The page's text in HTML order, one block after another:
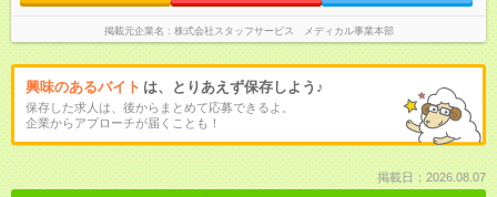
掲載元企業名 株式会社スタッフサービス メディカル事業本部
興味のあるバイト は、とりあえず保存しよう♪
保存した求人は、後からまとめて応募できるよ。
企業からアプローチが届くことも！
掲載日：2026.08.07